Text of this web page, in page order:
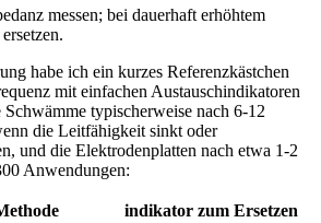
messen; bei ‍dauerhaft​ erhöhtem
habe ich ein ​kurzes Referenzkästchen
mit einfachen Austauschindikatoren
⁣typischerweise nach ⁣6-12
die Leitfähigkeit sinkt oder
und die Elektrodenplatten nach etwa​ 1-2
Anwendungen:
indikator zum ⁣Ersetzen